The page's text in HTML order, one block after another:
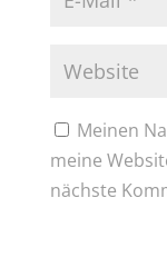
Meinen
meine
nächste